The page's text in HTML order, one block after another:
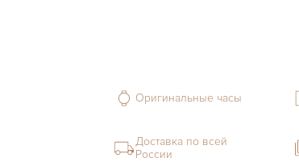
Оригинальные часы
Доставка по всей
России